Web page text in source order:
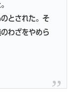
とされた。そ
わざをやめら